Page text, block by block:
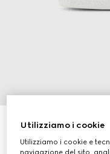
Sneaker Ace bimbi
CHF 340
Variantetessuto GG
Utilizziamo i cookie
Utilizziamo i cookie e